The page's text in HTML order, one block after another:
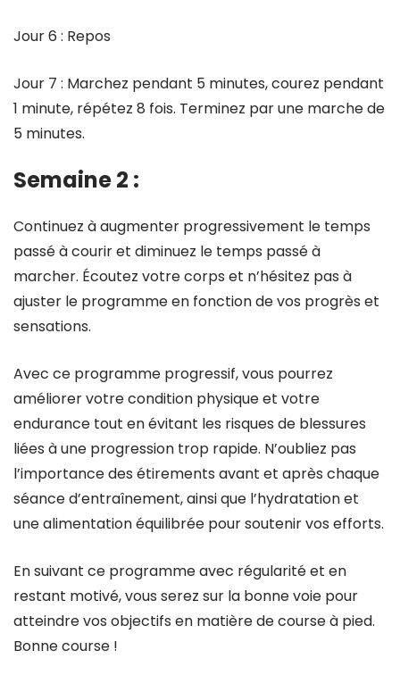
Jour 6 : Repos
Jour 7 : Marchez pendant 5 minutes, courez pendant
1 minute, répétez 8 fois. Terminez par une marche de
5 minutes.
Semaine 2 :
Continuez à augmenter progressivement le temps
passé à courir et diminuez le temps passé à
marcher. Écoutez votre corps et n’hésitez pas à
ajuster le programme en fonction de vos progrès et
sensations.
Avec ce programme progressif, vous pourrez
améliorer votre condition physique et votre
endurance tout en évitant les risques de blessures
liées à une progression trop rapide. N’oubliez pas
l’importance des étirements avant et après chaque
séance d’entraînement, ainsi que l’hydratation et
une alimentation équilibrée pour soutenir vos efforts.
En suivant ce programme avec régularité et en
restant motivé, vous serez sur la bonne voie pour
atteindre vos objectifs en matière de course à pied.
Bonne course !